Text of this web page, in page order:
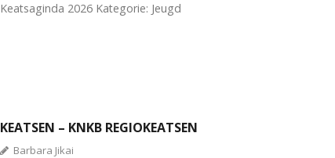
Keatsaginda 2026 Kategorie: Jeugd
KEATSEN – KNKB REGIOKEATSEN
Barbara Jikai